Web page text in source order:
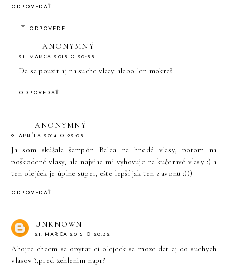
ODPOVEDAŤ
ODPOVEDE
ANONYMNÝ
21. MARCA 2015 O 20:53
Da sa pouzit aj na suche vlaay alebo len mokre?
ODPOVEDAŤ
ANONYMNÝ
9. APRÍLA 2014 O 22:03
Ja som skúšala šampón Balea na hnedé vlasy, potom na
poškodené vlasy, ale najviac mi vyhovuje na kučeravé vlasy :) a
ten olejček je úplne super, ešte lepší jak ten z avonu :)))
ODPOVEDAŤ
UNKNOWN
21. MARCA 2015 O 20:32
Ahojte chcem sa opytat ci olejcek sa moze dat aj do suchych
vlasov ?,pred zehlenim napr?